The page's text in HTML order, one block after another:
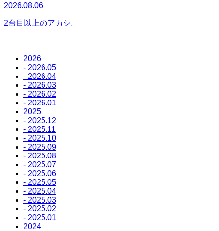
2026.08.06
2台目以上のアカシ。
2026
- 2026.05
- 2026.04
- 2026.03
- 2026.02
- 2026.01
2025
- 2025.12
- 2025.11
- 2025.10
- 2025.09
- 2025.08
- 2025.07
- 2025.06
- 2025.05
- 2025.04
- 2025.03
- 2025.02
- 2025.01
2024